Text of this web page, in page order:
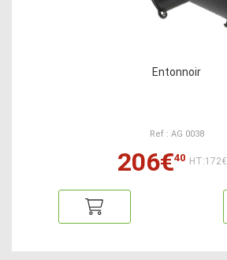
Entonnoir
Ref : AG 0038
206€40 HT:172€